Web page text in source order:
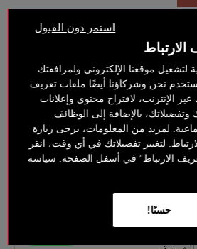
استمر دون القبول
الارتباط
لتشغيل موقعنا الإلكتروني ولمرافقتك
نستخدم نحن وشركاؤنا أيضًا ملفات تعريف
عبر الإنترنت، لاقتراح محتوى وإعلانات
بالإضافة إلى الوظائف
لمزيد من المعلومات، يرجى زيارة
لتغيير تفضيلاتك في أي وقت، انقر
الارتباط” في أسفل الصفحة. سياسة
حسنًا!
الدفع بدون فائدة